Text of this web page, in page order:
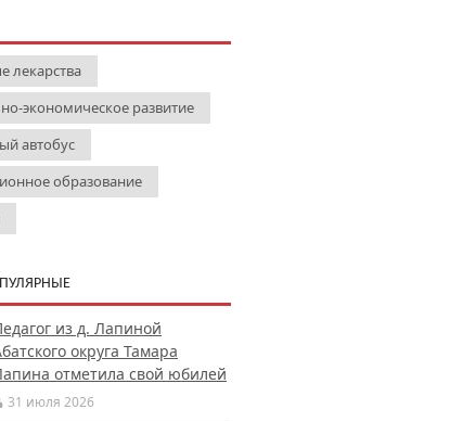
лекарства
экономическое развитие
автобус
образование
из д. Лапиной
округа Тамара
отметила свой юбилей
31 июля 2026